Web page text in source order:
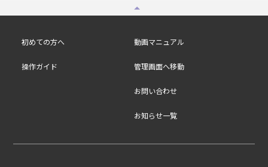
初めての方へ 動画マニュアル
操作ガイド 管理画面へ移動
お問い合わせ
お知らせ一覧